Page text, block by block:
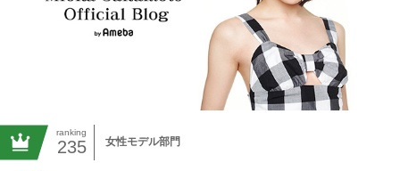
ranking
235 女性モデル部門